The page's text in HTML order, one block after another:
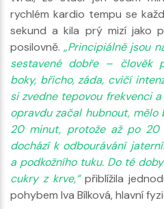
rychlém kardio tempu se
sekund a kila prý mizí jako
posilovně.„Principiálně jsou
sestavené dobře – člověk
boky, břicho, záda, cvičí
si zvedne tepovou frekvenci
opravdu začal hubnout,
20 minut, protože až po 20
dochází k odbourávání
a podkožního tuku. Do té
cukry z krve,“přiblížila
pohybem Iva Bílková, hlavní